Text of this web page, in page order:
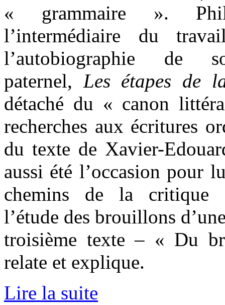
« grammaire ».
l’intermédiaire du
l’autobiographie de
paternel, Les étapes de
détaché du « canon
recherches aux écritures
du texte de Xavier-
aussi été l’occasion pour
chemins de la critique
l’étude des brouillons
troisième texte – « Du
relate et explique.
Lire la suite